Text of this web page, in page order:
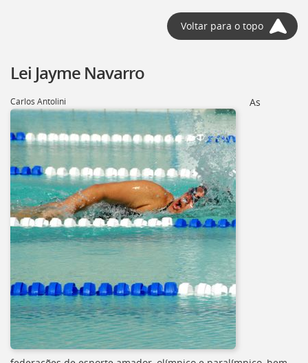
Voltar para o topo
Lei Jayme Navarro
Carlos Antolini As